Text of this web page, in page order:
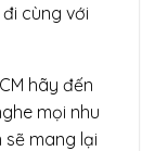
cùng với
hãy đến
mọi nhu
mang lại